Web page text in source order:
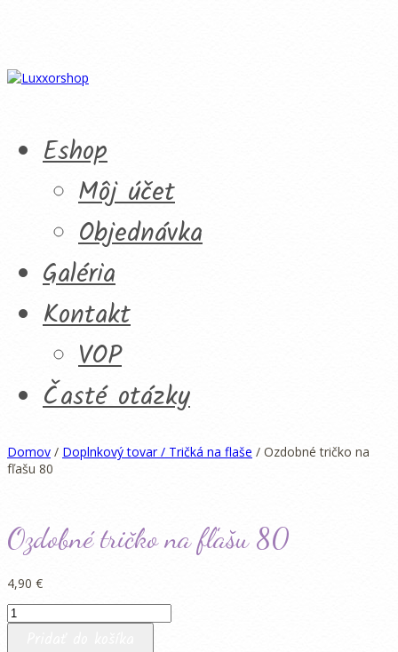
Eshop
Môj účet
Objednávka
Galéria
Kontakt
VOP
Časté otázky
Domov / Doplnkový tovar / Tričká na flaše / Ozdobné tričko na
fľašu 80
Ozdobné tričko na fľašu 80
4,90 €
množstvo
Ozdobné